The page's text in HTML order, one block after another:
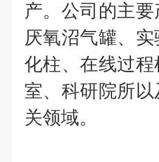
产。公司的主
厌氧沼气罐、
化柱、在线过
室、科研院所
关领域。